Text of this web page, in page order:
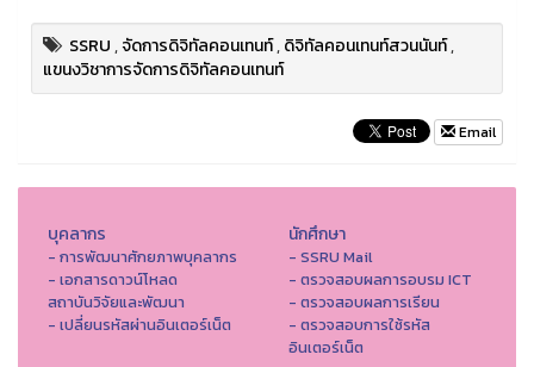
SSRU,จัดการดิจิทัลคอนเทนท์,ดิจิทัลคอนเทนท์สวนนันท์,
แขนงวิชาการจัดการดิจิทัลคอนเทนท์
Email
บุคลากร
- การพัฒนาศักยภาพบุคลากร
- เอกสารดาวน์โหลด
สถาบันวิจัยและพัฒนา
- เปลี่ยนรหัสผ่านอินเตอร์เน็ต
นักศึกษา
- SSRU Mail
- ตรวจสอบผลการอบรม ICT
- ตรวจสอบผลการเรียน
- ตรวจสอบการใช้รหัส
อินเตอร์เน็ต